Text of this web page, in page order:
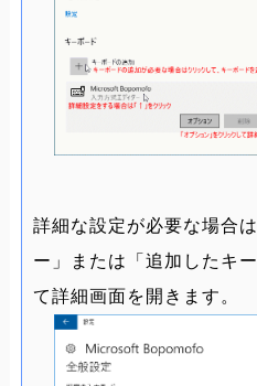
詳細な設定が必要な場合
ー」または「追加したキ
て詳細画面を開きます。